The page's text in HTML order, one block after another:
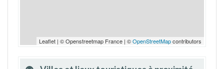
Leaflet | © Openstreetmap France | ©OpenStreetMapcontributors